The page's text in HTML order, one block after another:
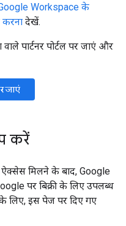
Workspace के
देखें.
पार्टनर पोर्टल पर जाएं और
जाएं
करें
ऐक्सेस मिलने के बाद, Google
पर बिक्री के लिए उपलब्ध
लिए, इस पेज पर दिए गए